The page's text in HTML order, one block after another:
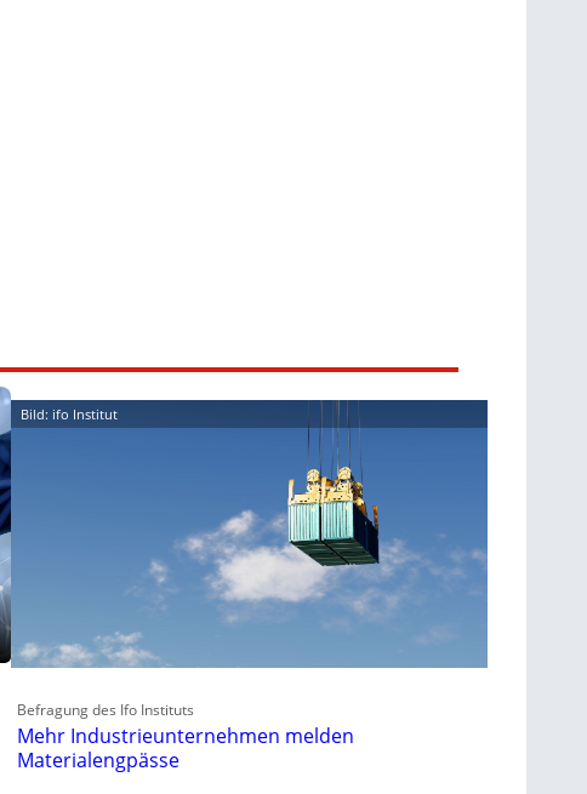
Bild: ifo Institut
Befragung des Ifo Instituts
Mehr Industrieunternehmen melden
Materialengpässe